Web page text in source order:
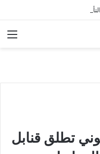
إلى ثمن النهائي
تطلق قنابل